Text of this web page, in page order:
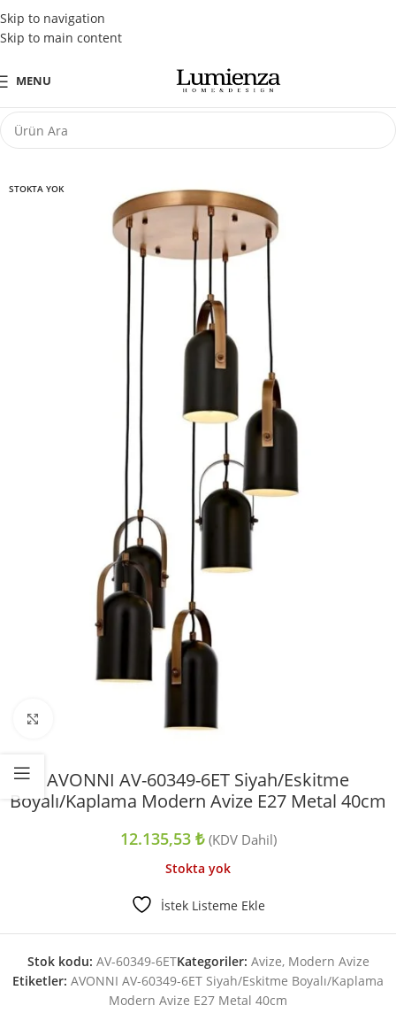
Skip to navigation
Skip to main content
Tüm Kredi Kartlarına Peşin Fiyatına 3 Taksit Fırsatı
MENU
STOKTA YOK
AVONNI AV-60349-6ET Siyah/Eskitme
Boyalı/Kaplama Modern Avize E27 Metal 40cm
12.135,53 ₺ (KDV Dahil)
Stokta yok
İstek Listeme Ekle
Stok kodu: AV-60349-6ETKategoriler: Avize, Modern Avize
Etiketler: AVONNI AV-60349-6ET Siyah/Eskitme Boyalı/Kaplama
Modern Avize E27 Metal 40cm